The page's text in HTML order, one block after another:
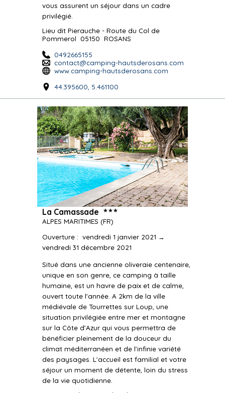
vous assurent un séjour dans un cadre
privilégié.
Lieu dit Pierauche - Route du Col de
Pommerol 05150 ROSANS
0492665155
contact@camping-hautsderosans.com
www.camping-hautsderosans.com
44.395600, 5.461100
La Camassade ★★★
ALPES MARITIMES (FR)
Ouverture : vendredi 1 janvier 2021 →
vendredi 31 décembre 2021
Situé dans une ancienne oliveraie centenaire,
unique en son genre, ce camping à taille
humaine, est un havre de paix et de calme,
ouvert toute l'année. A 2km de la ville
médiévale de Tourrettes sur Loup, une
situation privilégiée entre mer et montagne
sur la Côte d’Azur qui vous permettra de
bénéficier pleinement de la douceur du
climat méditerranéen et de l'infinie variété
des paysages. L'accueil est familial et votre
séjour un moment de détente, loin du stress
de la vie quotidienne.